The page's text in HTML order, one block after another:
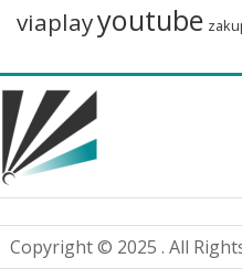
viaplayyoutube
Copyright © 2025 . All